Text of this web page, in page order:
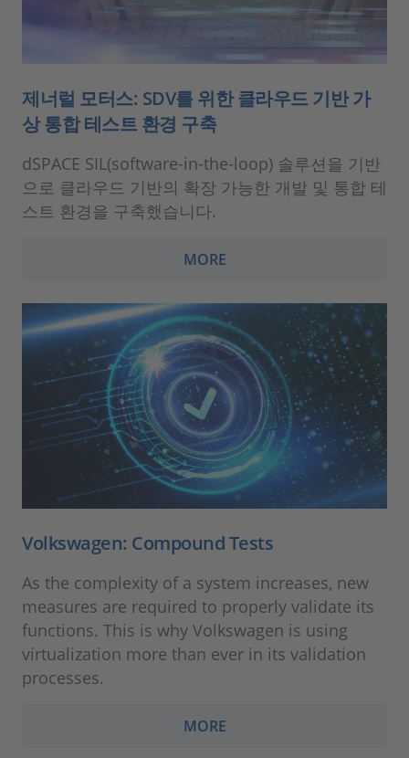
제너럴 모터스: SDV를 위한 클라우드 기반 가
상 통합 테스트 환경 구축
dSPACE SIL(software-in-the-loop) 솔루션을 기반
으로 클라우드 기반의 확장 가능한 개발 및 통합 테
스트 환경을 구축했습니다.
MORE
Volkswagen: Compound Tests
As the complexity of a system increases, new
measures are required to properly validate its
functions. This is why Volkswagen is using
virtualization more than ever in its validation
processes.
MORE